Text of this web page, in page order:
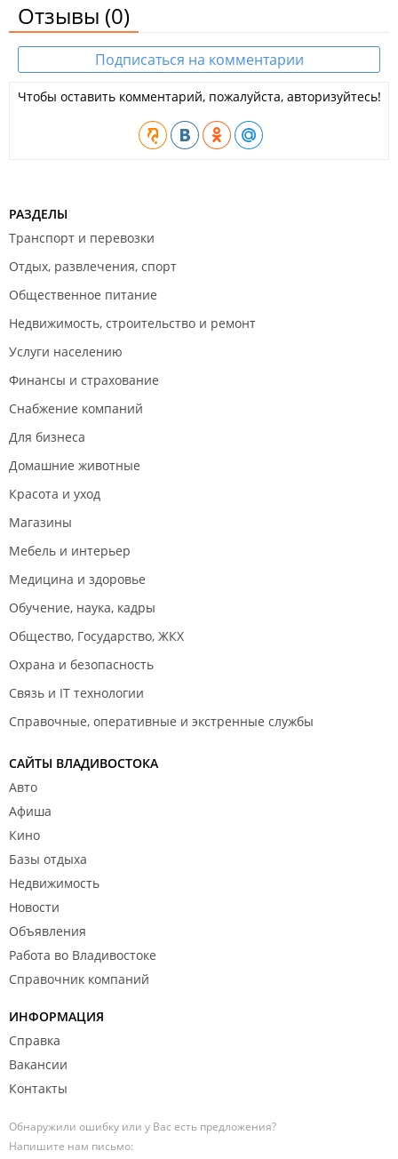
Отзывы (0)
Подписаться на комментарии
Чтобы оставить комментарий, пожалуйста, авторизуйтесь!
РАЗДЕЛЫ
Транспорт и перевозки
Отдых, развлечения, спорт
Общественное питание
Недвижимость, строительство и ремонт
Услуги населению
Финансы и страхование
Снабжение компаний
Для бизнеса
Домашние животные
Красота и уход
Магазины
Мебель и интерьер
Медицина и здоровье
Обучение, наука, кадры
Общество, Государство, ЖКХ
Охрана и безопасность
Связь и IT технологии
Справочные, оперативные и экстренные службы
САЙТЫ ВЛАДИВОСТОКА
Авто
Афиша
Кино
Базы отдыха
Недвижимость
Новости
Объявления
Работа во Владивостоке
Справочник компаний
ИНФОРМАЦИЯ
Справка
Вакансии
Контакты
Обнаружили ошибку или у Вас есть предложения?
Напишите нам письмо: